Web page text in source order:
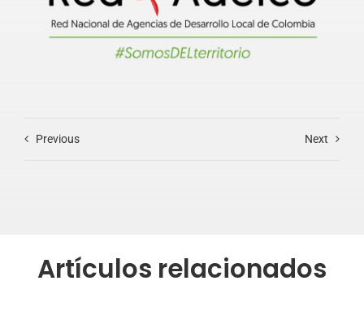
Previous Next
Artículos relacionados